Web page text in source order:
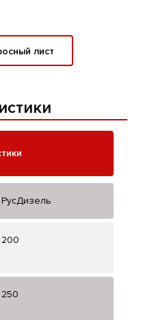
лист
РусДизель
200
250